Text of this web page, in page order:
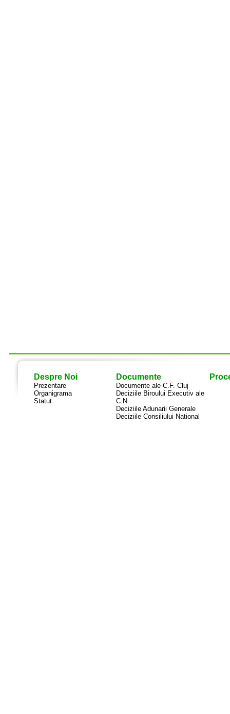
Despre Noi
Prezentare
Organigrama
Statut
Documente
Documente ale C.F. Cluj
Deciziile Biroului Executiv ale
C.N.
Deciziile Adunarii Generale
Deciziile Consiliului National